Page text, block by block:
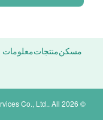
مسكنمنتجاتمعلومات
Co., Ltd.. All